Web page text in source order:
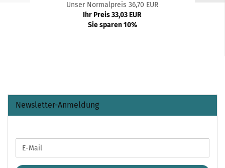
Unser Normalpreis 36,70 EUR
Ihr Preis 33,03 EUR
Sie sparen 10%
Newsletter-Anmeldung
ZUR
NEWSLETTER-
E-
Mail